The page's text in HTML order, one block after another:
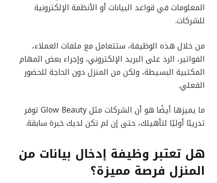
المعلومات في قواعد البيانات أو الأنظمة الإلكترونية
للشركات.
من خلال هذه الوظيفة، ستتعامل مع ملفات العملاء،
الفواتير، الرد على البريد الإلكتروني، وإجراء بعض المهام
المكتبية البسيطة، ولكن من المنزل دون الحاجة للحضور
الفعلي.
ما يميزها أيضًا هو أن الشركات مثل Glow Beauty توفر
تدريبًا أوليًا لتأهيلك، حتى إن لم تكن لديك خبرة سابقة.
هل تعتبر وظيفة إدخال بيانات من
المنزل فرصة مميزة؟